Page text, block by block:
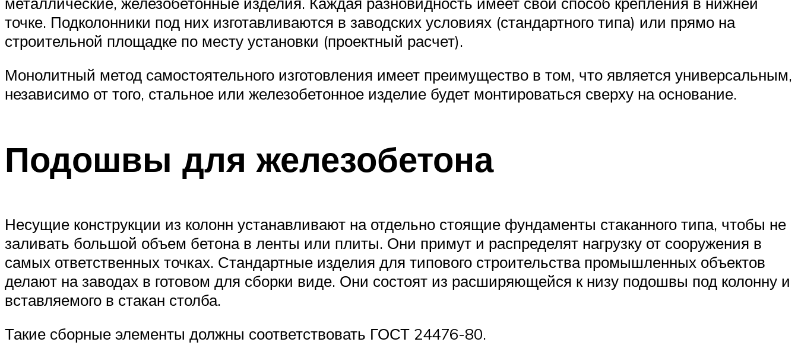
точке. Подколонники под них изготавливаются в заводских условиях (стандартного типа) или прямо на
строительной площадке по месту установки (проектный расчет).
Монолитный метод самостоятельного изготовления имеет преимущество в том, что является универсальным,
независимо от того, стальное или железобетонное изделие будет монтироваться сверху на основание.
Подошвы для железобетона
Несущие конструкции из колонн устанавливают на отдельно стоящие фундаменты стаканного типа, чтобы не
заливать большой объем бетона в ленты или плиты. Они примут и распределят нагрузку от сооружения в
самых ответственных точках. Стандартные изделия для типового строительства промышленных объектов
делают на заводах в готовом для сборки виде. Они состоят из расширяющейся к низу подошвы под колонну и
вставляемого в стакан столба.
Такие сборные элементы должны соответствовать ГОСТ 24476-80.